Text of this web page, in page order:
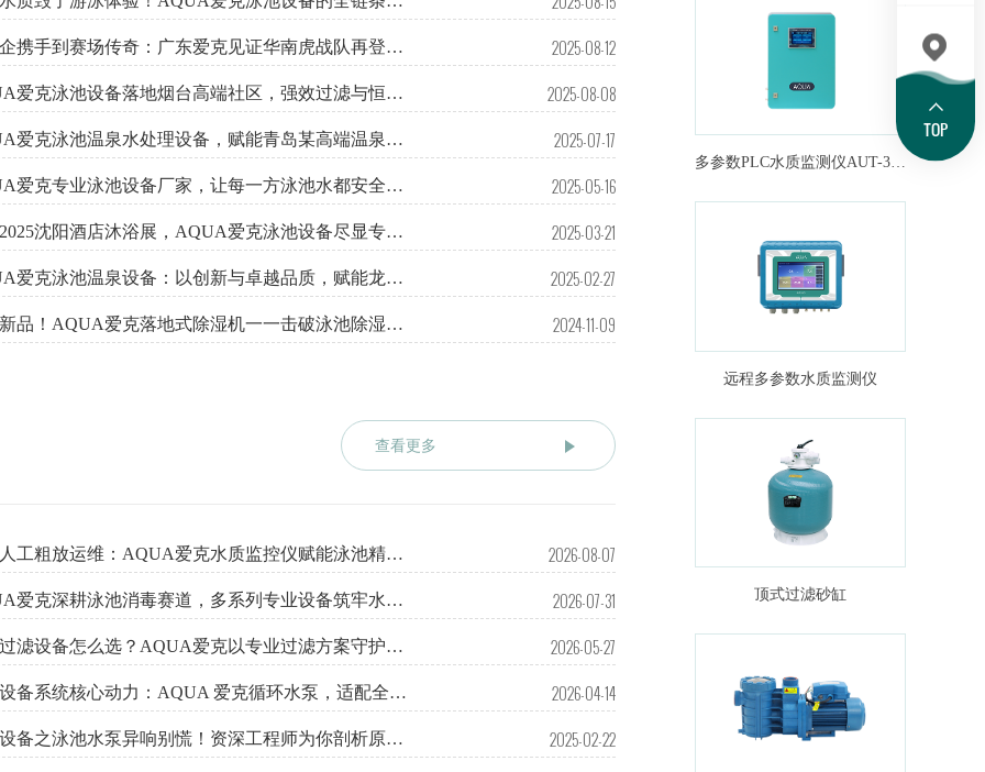
从校企携手到赛场传奇：广东爱克见证华南虎战队再登巅峰 2025-08-12
AQUA爱克泳池设备落地烟台高端社区，强效过滤与恒温智控技术引关注 2025-08-08
AQUA爱克泳池温泉水处理设备，赋能青岛某高端温泉泳池水质升级 2025-07-17
AQUA爱克专业泳池设备厂家，让每一方泳池水都安全可依 2025-05-16
聚焦2025沈阳酒店沐浴展，AQUA爱克泳池设备尽显专业风采 2025-03-21
AQUA爱克泳池温泉设备：以创新与卓越品质，赋能龙口温泉水疗项目 2025-02-27
超级新品！AQUA爱克落地式除湿机一一击破泳池除湿难题！ 2024-11-09
查看更多
告别人工粗放运维：AQUA爱克水质监控仪赋能泳池精细化管控 2026-08-07
AQUA爱克深耕泳池消毒赛道，多系列专业设备筑牢水质安全防线 2026-07-31
泳池过滤设备怎么选？AQUA爱克以专业过滤方案守护水质健康 2026-05-27
泳池设备系统核心动力：AQUA 爱克循环水泵，适配全场景泳池 2026-04-14
泳池设备之泳池水泵异响别慌！资深工程师为你剖析原因与解决方案 2025-02-22
多参数PLC水质监测仪AUT-3000
远程多参数水质监测仪
顶式过滤砂缸
TOP